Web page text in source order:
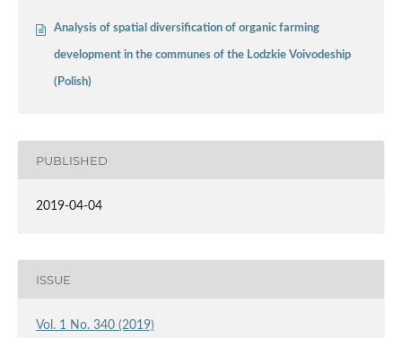
Analysis of spatial diversification of organic farming
development in the communes of the Lodzkie Voivodeship
(Polish)
PUBLISHED
2019-04-04
ISSUE
Vol. 1 No. 340 (2019)